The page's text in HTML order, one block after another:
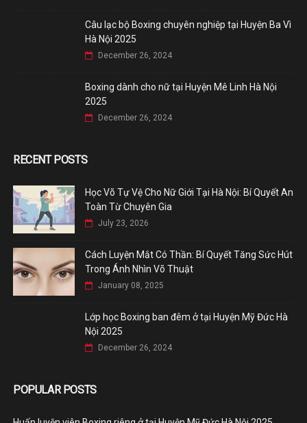
Câu lạc bộ Boxing chuyên nghiệp tại Huyện Ba Vì
Hà Nội 2025
December 26, 2024
Boxing dành cho nữ tại Huyện Mê Linh Hà Nội
2025
December 26, 2024
RECENT POSTS
Học Võ Tự Vệ Cho Nữ Giới Tại Hà Nội: Bí Quyết An
Toàn Từ Chuyên Gia
July 23, 2026
Cách Luyện Mắt Có Thần: Bí Quyết Tăng Sức Hút
Trong Ánh Nhìn Võ Thuật
January 08, 2025
Lớp học Boxing ban đêm ở tại Huyện Mỹ Đức Hà
Nội 2025
December 26, 2024
POPULAR POSTS